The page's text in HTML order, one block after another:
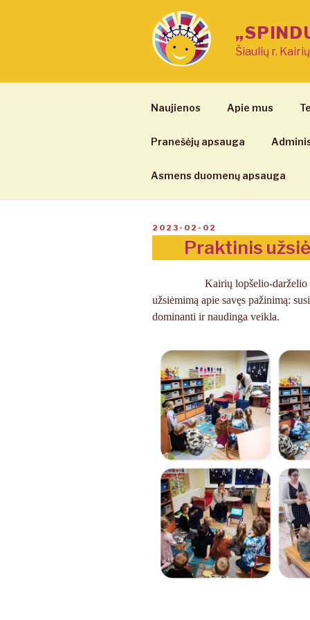
Šiaulių r.
Naujienos Apie mus
Pranešėjų apsauga
Asmens duomenų apsauga
PASKELBTA
2023-02-02
Praktinis
Kairių lopšelio-darželio
užsiėmimą apie savęs pažinimą:
dominanti ir naudinga veikla.